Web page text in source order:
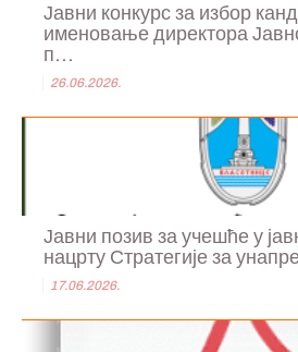
Јавни конкурс за избор
именовање директора
п...
26.06.2026.
Јавни позив за учешће у
нацрту Стратегије за
17.06.2026.